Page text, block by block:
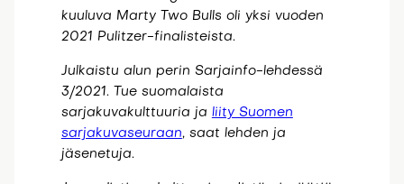
kuuluva Marty Two Bulls oli yksi vuoden
2021 Pulitzer-finalisteista.
Julkaistu alun perin Sarjainfo-lehdessä
3/2021. Tue suomalaista
sarjakuvakulttuuria ja liity Suomen
sarjakuvaseuraan, saat lehden ja
jäsenetuja.